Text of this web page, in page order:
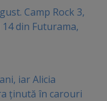
Camp Rock 3,
din Futurama,
iar Alicia
ținută în carouri